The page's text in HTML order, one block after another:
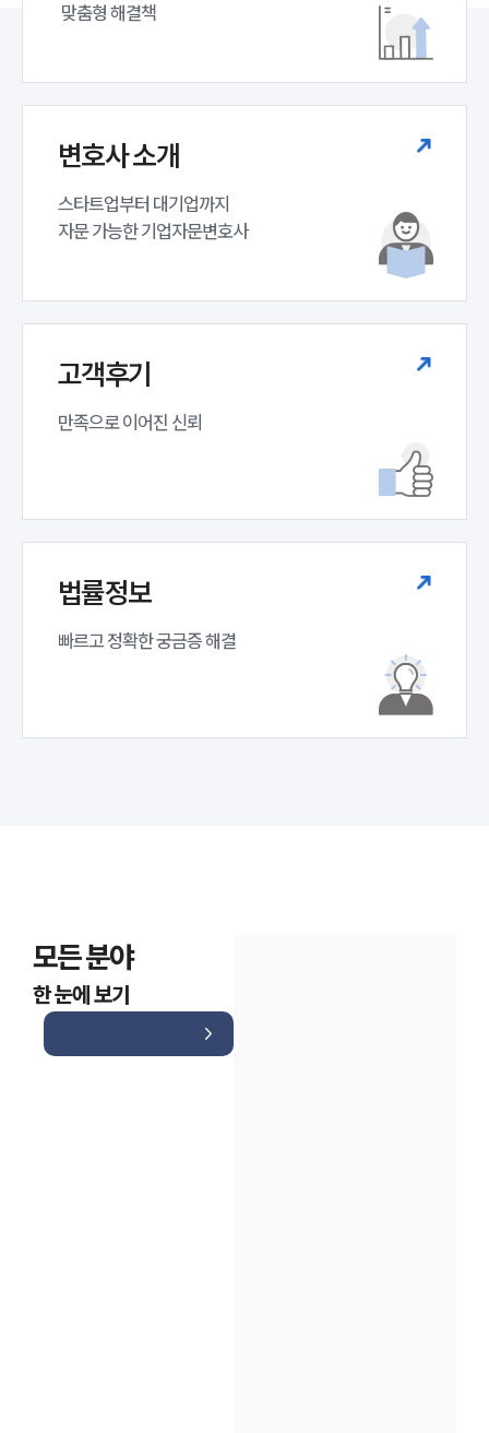
맞춤형 해결책
변호사 소개
스타트업부터 대기업까지
자문 가능한 기업자문변호사
고객후기
만족으로 이어진 신뢰
법률정보
빠르고 정확한 궁금증 해결
모든 분야
한 눈에 보기